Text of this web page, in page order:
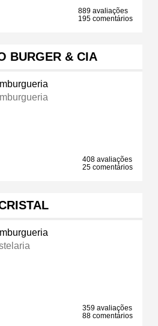
889 avaliações
195 comentários
BURGER & CIA
408 avaliações
25 comentários
359 avaliações
88 comentários